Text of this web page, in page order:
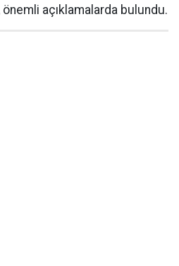
açıklamalarda bulundu.